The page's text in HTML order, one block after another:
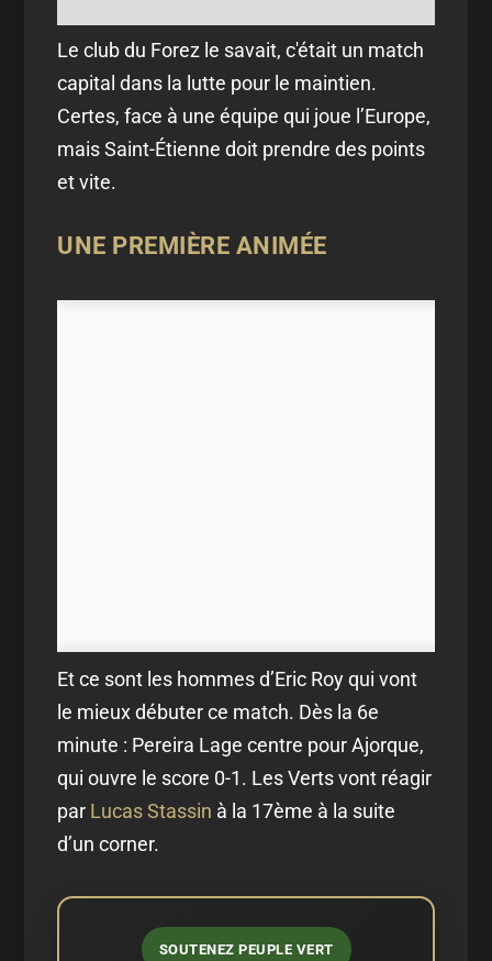
Le club du Forez le savait, c'était un match
capital dans la lutte pour le maintien.
Certes, face à une équipe qui joue l’Europe,
mais Saint-Étienne doit prendre des points
et vite.
UNE PREMIÈRE ANIMÉE
Et ce sont les hommes d’Eric Roy qui vont
le mieux débuter ce match. Dès la 6e
minute : Pereira Lage centre pour Ajorque,
qui ouvre le score 0-1. Les Verts vont réagir
par Lucas Stassin à la 17ème à la suite
d’un corner.
SOUTENEZ PEUPLE VERT